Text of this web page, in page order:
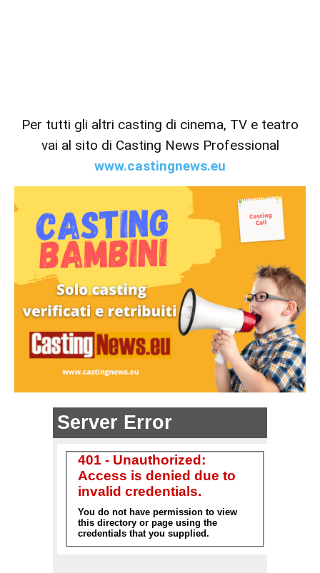
Per tutti gli altri casting di cinema, TV e teatro
vai al sito di Casting News Professional
www.castingnews.eu